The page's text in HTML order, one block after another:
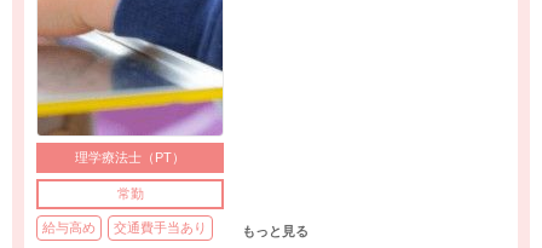
理学療法士（PT）
常勤
給与高め 交通費手当あり もっと見る